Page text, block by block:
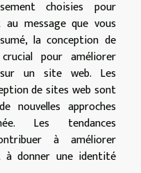
choisies pour
message que vous
la conception de
pour améliorer
un site web. Les
de sites web sont
nouvelles approches
Les tendances
à améliorer
à donner une identité